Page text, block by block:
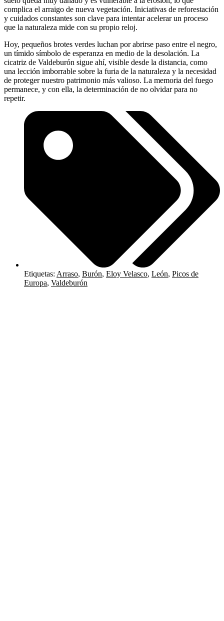
complica el arraigo de nueva vegetación. Iniciativas de reforestación
y cuidados constantes son clave para intentar acelerar un proceso
que la naturaleza mide con su propio reloj.
Hoy, pequeños brotes verdes luchan por abrirse paso entre el negro,
un tímido símbolo de esperanza en medio de la desolación. La
cicatriz de Valdeburón sigue ahí, visible desde la distancia, como
una lección imborrable sobre la furia de la naturaleza y la necesidad
de proteger nuestro patrimonio más valioso. La memoria del fuego
permanece, y con ella, la determinación de no olvidar para no
repetir.
Etiquetas: Arraso, Burón, Eloy Velasco, León, Picos de
Europa, Valdeburón